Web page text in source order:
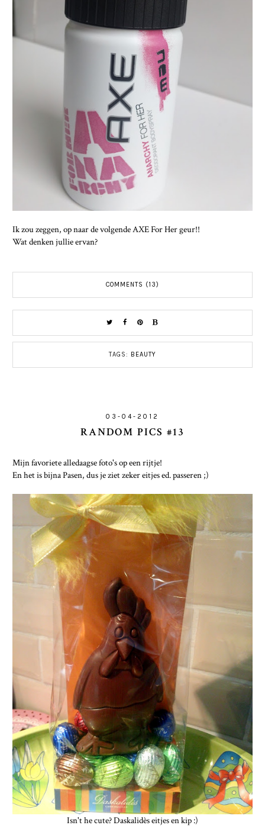
Ik zou zeggen, op naar de volgende AXE For Her geur!!
Wat denken jullie ervan?
COMMENTS (13)
TAGS: BEAUTY
03-04-2012
RANDOM PICS #13
Mijn favoriete alledaagse foto's op een rijtje!
En het is bijna Pasen, dus je ziet zeker eitjes ed. passeren ;)
Isn't he cute? Daskalidès eitjes en kip :)